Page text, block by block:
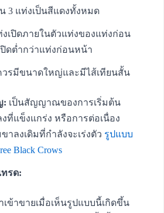
3 แท่งเป็นสีแดงทั้งหมด
เปิดภายในตัวแท่งของแท่งก่อน
ดต่ำกว่าแท่งก่อนหน้า
วรมีขนาดใหญ่และมีไส้เทียนสั้น
: เป็นสัญญาณของการเริ่มต้น
ที่แข็งแกร่ง หรือการต่อเนื่อง
าลงเดิมที่กำลังจะเร่งตัว รูปแบบ
Black Crows
ทรด:
ข้าขายเมื่อเห็นรูปแบบนี้เกิดขึ้น